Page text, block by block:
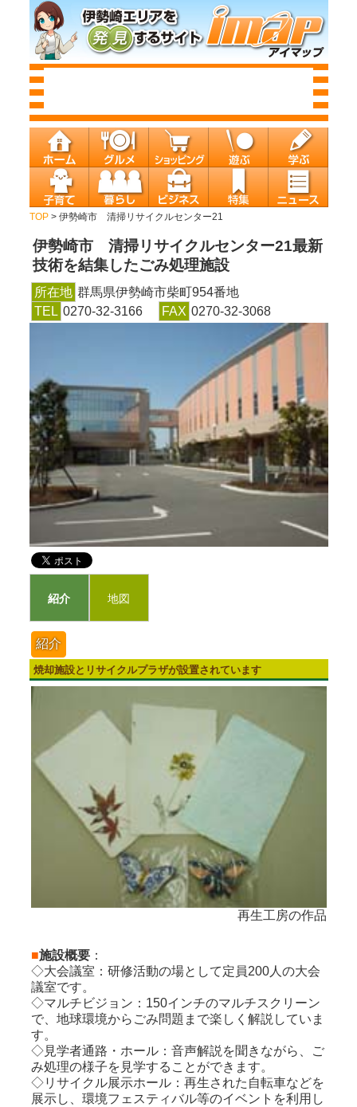
TOP> 伊勢崎市 清掃リサイクルセンター21
伊勢崎市 清掃リサイクルセンター21最新
技術を結集したごみ処理施設
所在地 群馬県伊勢崎市柴町954番地
TEL 0270-32-3166 FAX 0270-32-3068
紹介 地図
紹介
焼却施設とリサイクルプラザが設置されています
再生工房の作品
■施設概要：
◇大会議室：研修活動の場として定員200人の大会
議室です。
◇マルチビジョン：150インチのマルチスクリーン
で、地球環境からごみ問題まで楽しく解説していま
す。
◇見学者通路・ホール：音声解説を聞きながら、ご
み処理の様子を見学することができます。
◇リサイクル展示ホール：再生された自転車などを
展示し、環境フェスティバル等のイベントを利用し